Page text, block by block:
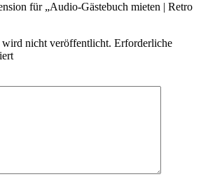
für „Audio-Gästebuch mieten | Retro
nicht veröffentlicht. Erforderliche